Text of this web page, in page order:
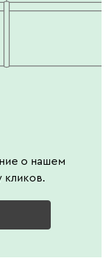
о нашем
кликов.